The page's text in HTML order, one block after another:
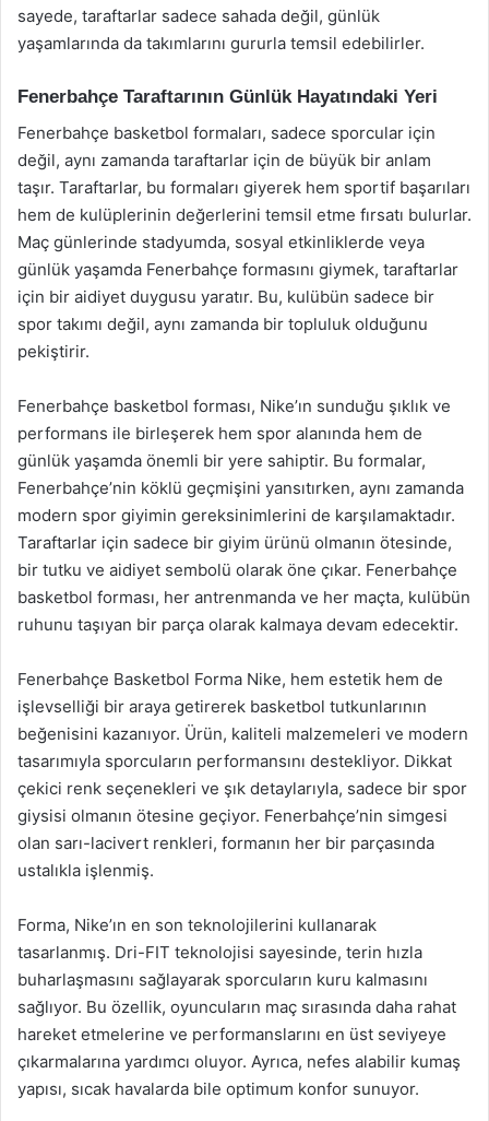
sayede, taraftarlar sadece sahada değil, günlük
yaşamlarında da takımlarını gururla temsil edebilirler.
Fenerbahçe Taraftarının Günlük Hayatındaki Yeri
Fenerbahçe basketbol formaları, sadece sporcular için
değil, aynı zamanda taraftarlar için de büyük bir anlam
taşır. Taraftarlar, bu formaları giyerek hem sportif başarıları
hem de kulüplerinin değerlerini temsil etme fırsatı bulurlar.
Maç günlerinde stadyumda, sosyal etkinliklerde veya
günlük yaşamda Fenerbahçe formasını giymek, taraftarlar
için bir aidiyet duygusu yaratır. Bu, kulübün sadece bir
spor takımı değil, aynı zamanda bir topluluk olduğunu
pekiştirir.
Fenerbahçe basketbol forması, Nike’ın sunduğu şıklık ve
performans ile birleşerek hem spor alanında hem de
günlük yaşamda önemli bir yere sahiptir. Bu formalar,
Fenerbahçe’nin köklü geçmişini yansıtırken, aynı zamanda
modern spor giyimin gereksinimlerini de karşılamaktadır.
Taraftarlar için sadece bir giyim ürünü olmanın ötesinde,
bir tutku ve aidiyet sembolü olarak öne çıkar. Fenerbahçe
basketbol forması, her antrenmanda ve her maçta, kulübün
ruhunu taşıyan bir parça olarak kalmaya devam edecektir.
Fenerbahçe Basketbol Forma Nike, hem estetik hem de
işlevselliği bir araya getirerek basketbol tutkunlarının
beğenisini kazanıyor. Ürün, kaliteli malzemeleri ve modern
tasarımıyla sporcuların performansını destekliyor. Dikkat
çekici renk seçenekleri ve şık detaylarıyla, sadece bir spor
giysisi olmanın ötesine geçiyor. Fenerbahçe’nin simgesi
olan sarı-lacivert renkleri, formanın her bir parçasında
ustalıkla işlenmiş.
Forma, Nike’ın en son teknolojilerini kullanarak
tasarlanmış. Dri-FIT teknolojisi sayesinde, terin hızla
buharlaşmasını sağlayarak sporcuların kuru kalmasını
sağlıyor. Bu özellik, oyuncuların maç sırasında daha rahat
hareket etmelerine ve performanslarını en üst seviyeye
çıkarmalarına yardımcı oluyor. Ayrıca, nefes alabilir kumaş
yapısı, sıcak havalarda bile optimum konfor sunuyor.